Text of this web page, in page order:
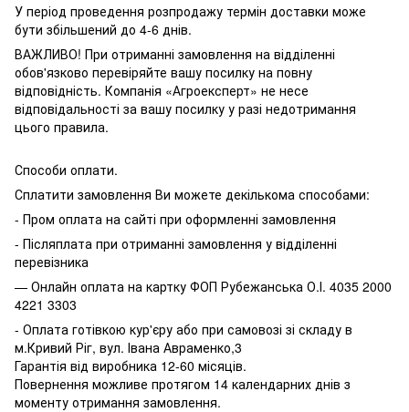
У період проведення розпродажу термін доставки може
бути збільшений до 4-6 днів.
ВАЖЛИВО! При отриманні замовлення на відділенні
обов'язково перевіряйте вашу посилку на повну
відповідність. Компанія «Агроексперт» не несе
відповідальності за вашу посилку у разі недотримання
цього правила.
Способи оплати.
Сплатити замовлення Ви можете декількома способами:
- Пром оплата на сайті при оформленні замовлення
- Післяплата при отриманні замовлення у відділенні
перевізника
— Онлайн оплата на картку ФОП Рубежанська О.І. 4035 2000
4221 3303
- Оплата готівкою кур'єру або при самовозі зі складу в
м.Кривий Ріг, вул. Івана Авраменко,3
Гарантія від виробника 12-60 місяців.
Повернення можливе протягом 14 календарних днів з
моменту отримання замовлення.